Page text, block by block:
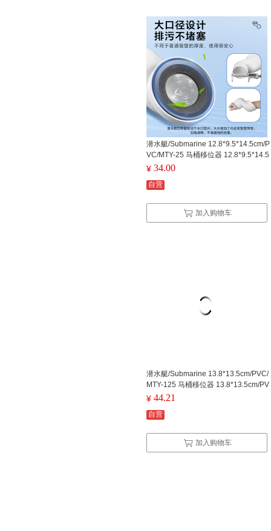
潜水艇/Submarine 12.8*9.5*14.5cm/P
VC/MTY-25 马桶移位器 12.8*9.5*14.5
cm/PVC/MTY-25
¥ 34.00
自营
加入购物车
潜水艇/Submarine 13.8*13.5cm/PVC/
MTY-125 马桶移位器 13.8*13.5cm/PV
C/MTY-125
¥ 44.21
自营
加入购物车